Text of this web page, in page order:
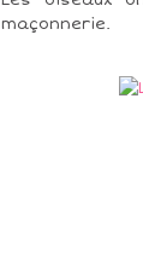
maçonnerie.